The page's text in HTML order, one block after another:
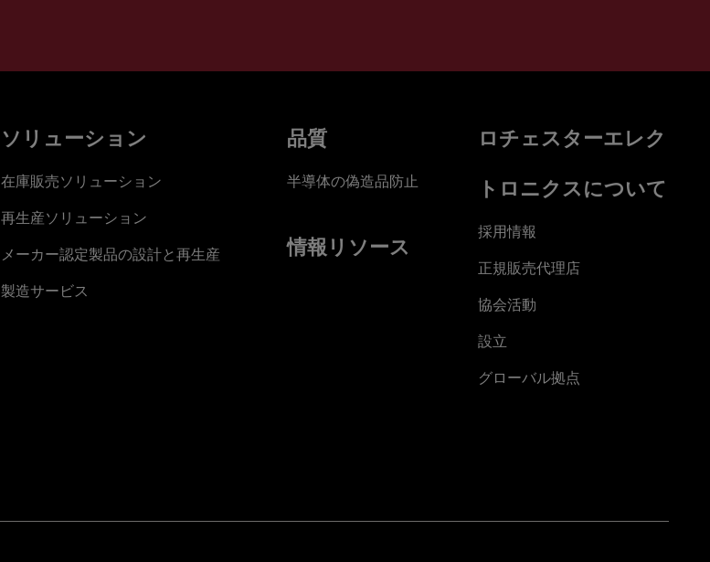
ソリューション
在庫販売ソリューション
再生産ソリューション
メーカー認定製品の設計と再生産
製造サービス
品質
半導体の偽造品防止
情報リソース
ロチェスターエレク
トロニクスについて
採用情報
正規販売代理店
協会活動
設立
グローバル拠点